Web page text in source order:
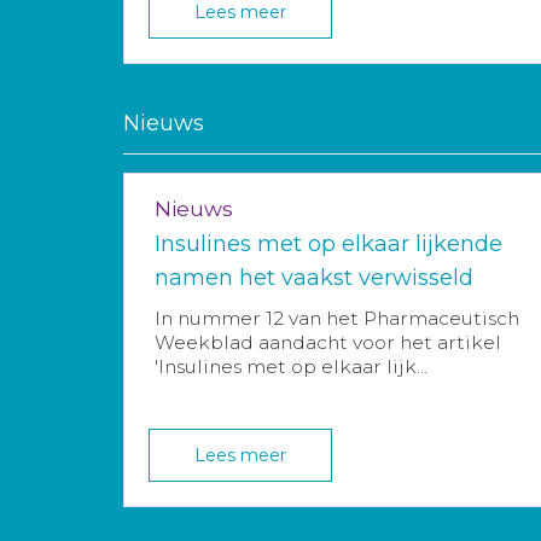
Lees meer
Nieuws
Nieuws
Insulines met op elkaar lijkende
namen het vaakst verwisseld
In nummer 12 van het Pharmaceutisch
Weekblad aandacht voor het artikel
'Insulines met op elkaar lijk...
Lees meer